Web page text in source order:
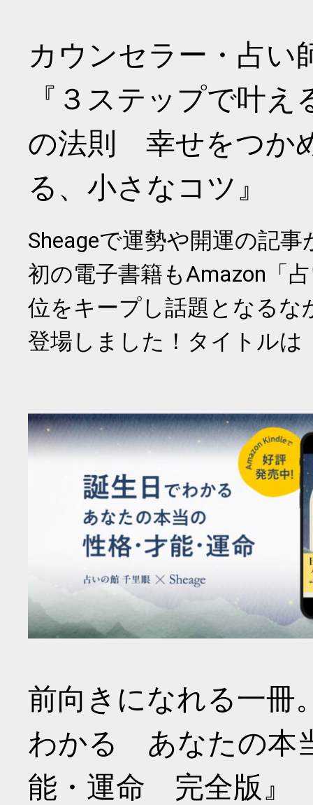
カウンセラー・占い
『３ステップで叶
の法則 幸せをつか
る、小さなコツ』
Sheageで運勢や開運の記
初の電子書籍もAmazon「
位をキープし話題となるな
登場しました！タイトルは
前向きになれる一冊
わかる あなたの本
能・運命 完全版』